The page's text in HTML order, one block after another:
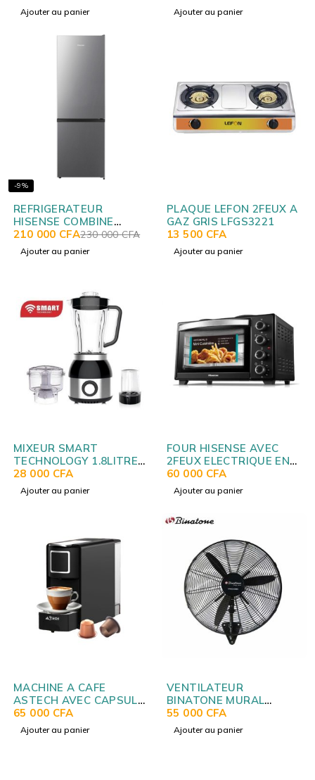
Ajouter au panier Ajouter au panier
-9%
REFRIGERATEUR
HISENSE COMBINE
3TIROIRS 228L
RD29DC4SA
230 000CFA
210 000 CFA
Ajouter au panier
PLAQUE LEFON 2FEUX A
GAZ GRIS LFGS3221
13 500 CFA
Ajouter au panier
MIXEUR SMART
TECHNOLOGY 1.8LITRES
MULTIFONCTIONS STPE-
8032P
28 000 CFA
Ajouter au panier
FOUR HISENSE AVEC
2FEUX ELECTRIQUE EN
HAUT 28LITRES NOIR
H28TOBKPL16
60 000 CFA
Ajouter au panier
MACHINE A CAFE
ASTECH AVEC CAPSULE
NESPRESSO CM052FBO
65 000 CFA
Ajouter au panier
VENTILATEUR
BINATONE MURAL
INDUSTRIEL EN FER
IWF2600
55 000 CFA
Ajouter au panier